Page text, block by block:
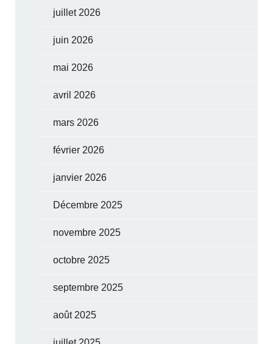
juillet 2026
juin 2026
mai 2026
avril 2026
mars 2026
février 2026
janvier 2026
Décembre 2025
novembre 2025
octobre 2025
septembre 2025
août 2025